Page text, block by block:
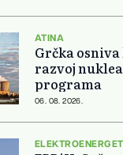
ATINA
Grčka
razvoj
programa
06. 08. 2026.